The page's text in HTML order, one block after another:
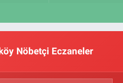
Nöbetçi Eczaneler